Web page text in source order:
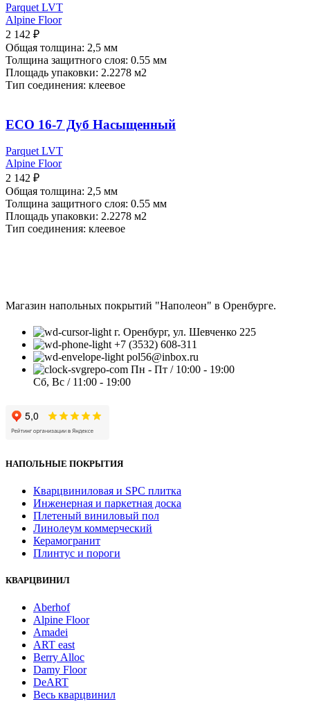
Parquet LVT
Alpine Floor
2 142 ₽
Общая толщина: 2,5 мм
Толщина защитного слоя: 0.55 мм
Площадь упаковки: 2.2278 м2
Тип соединения: клеевое
ECO 16-7 Дуб Насыщенный
Parquet LVT
Alpine Floor
2 142 ₽
Общая толщина: 2,5 мм
Толщина защитного слоя: 0.55 мм
Площадь упаковки: 2.2278 м2
Тип соединения: клеевое
Магазин напольных покрытий "Наполеон" в Оренбурге.
г. Оренбург, ул. Шевченко 225
+7 (3532) 608-311
pol56@inbox.ru
Пн - Пт / 10:00 - 19:00
Сб, Вс / 11:00 - 19:00
НАПОЛЬНЫЕ ПОКРЫТИЯ
Кварцвиниловая и SPC плитка
Инженерная и паркетная доска
Плетеный виниловый пол
Линолеум коммерческий
Керамогранит
Плинтус и пороги
КВАРЦВИНИЛ
Aberhof
Alpine Floor
Amadei
ART east
Berry Alloc
Damy Floor
DeART
Весь кварцвинил